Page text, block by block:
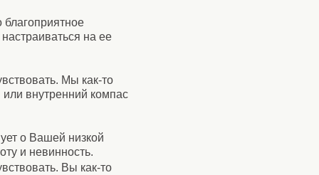
на ее
Мы как-то
или внутренний компас
о Вашей низкой
и невинность.
Вы как-то